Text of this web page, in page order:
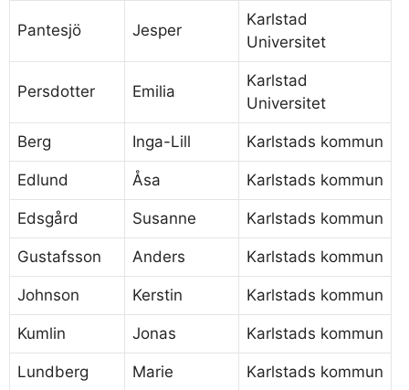
Pantesjö Jesper
Karlstad
Universitet
Persdotter Emilia
Karlstad
Universitet
Berg Inga-Lill Karlstads kommun
Edlund Åsa Karlstads kommun
Edsgård Susanne Karlstads kommun
Gustafsson Anders Karlstads kommun
Johnson Kerstin Karlstads kommun
Kumlin Jonas Karlstads kommun
Lundberg Marie Karlstads kommun